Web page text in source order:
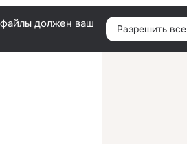
Войти
файлы должен ваш
Разрешить все